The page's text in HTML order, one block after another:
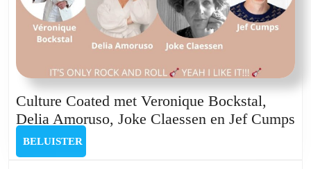
Culture Coated met Veronique Bockstal,
Delia Amoruso, Joke Claessen en Jef Cumps
BELUISTER